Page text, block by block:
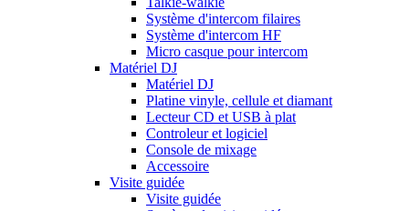
Système d'intercom filaires
Système d'intercom HF
Micro casque pour intercom
Matériel DJ
Matériel DJ
Platine vinyle, cellule et diamant
Lecteur CD et USB à plat
Controleur et logiciel
Console de mixage
Accessoire
Visite guidée
Visite guidée